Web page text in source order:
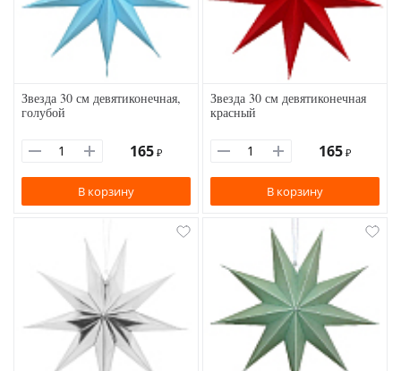
Звезда 30 см девятиконечная,
голубой
165 ₽
В корзину
Звезда 30 см девятиконечная
красный
165 ₽
В корзину